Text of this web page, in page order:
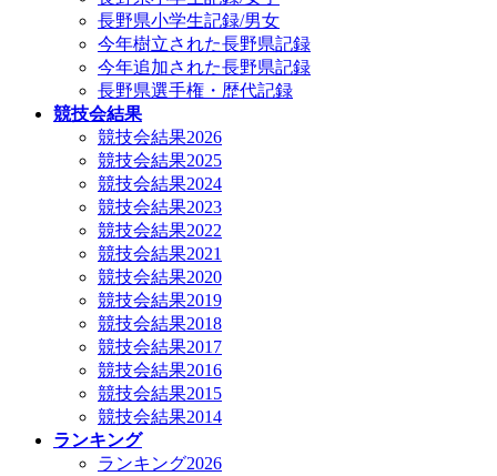
長野県小学生記録/男女
今年樹立された長野県記録
今年追加された長野県記録
長野県選手権・歴代記録
競技会結果
競技会結果2026
競技会結果2025
競技会結果2024
競技会結果2023
競技会結果2022
競技会結果2021
競技会結果2020
競技会結果2019
競技会結果2018
競技会結果2017
競技会結果2016
競技会結果2015
競技会結果2014
ランキング
ランキング2026